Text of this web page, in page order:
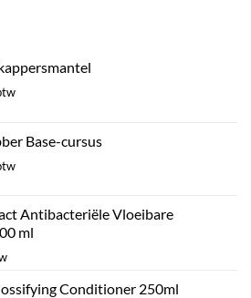
Base-cursus
Antibacteriële Vloeibare
ml
Conditioner 250ml